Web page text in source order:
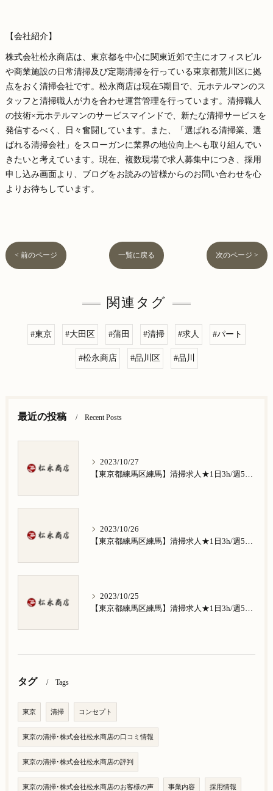
【会社紹介】
株式会社松永商店は、東京都を中心に関東近郊で主にオフィスビル
や商業施設の日常清掃及び定期清掃を行っている東京都荒川区に拠
点をおく清掃会社です。松永商店は現在5期目で、元ホテルマンのス
タッフと清掃職人が力を合わせ運営管理を行っています。清掃職人
の技術×元ホテルマンのサービスマインドで、新たな清掃サービスを
発信するべく、日々奮闘しています。また、「選ばれる清掃業、選
ばれる清掃会社」をスローガンに業界の地位向上へも取り組んでい
きたいと考えています。現在、複数現場で求人募集中につき、採用
申し込み画面より、ブログをお読みの皆様からのお問い合わせを心
よりお待ちしています。
< 前のページ 一覧に戻る 次のページ >
関連タグ
#東京 #大田区 #蒲田 #清掃 #求人 #パート
#松永商店 #品川区 #品川
最近の投稿 Recent Posts
2023/10/27
【東京都練馬区練馬】清掃求人★1日3h/週5日/祝日お休み★谷原在住の方歓迎
2023/10/26
【東京都練馬区練馬】清掃求人★1日3h/週5日/祝日お休み★南田中在住の方歓迎
2023/10/25
【東京都練馬区練馬】清掃求人★1日3h/週5日/祝日お休み★南大泉在住の方歓迎
タグ Tags
東京 清掃 コンセプト
東京の清掃･株式会社松永商店の口コミ情報
東京の清掃･株式会社松永商店の評判
東京の清掃･株式会社松永商店のお客様の声 事業内容 採用情報